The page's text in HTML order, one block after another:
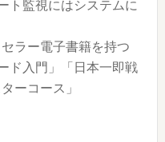
（2019
年
第
ト監視にはシステムに
ラー電子書籍を持つ
ド入門」「日本一即戦
ーコース」